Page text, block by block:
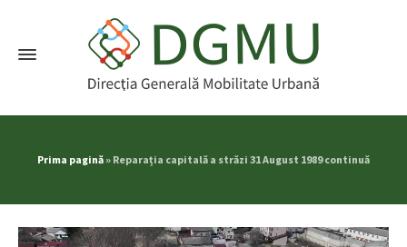
Prima pagină » Reparația capitală a străzi 31 August 1989 continuă
Player